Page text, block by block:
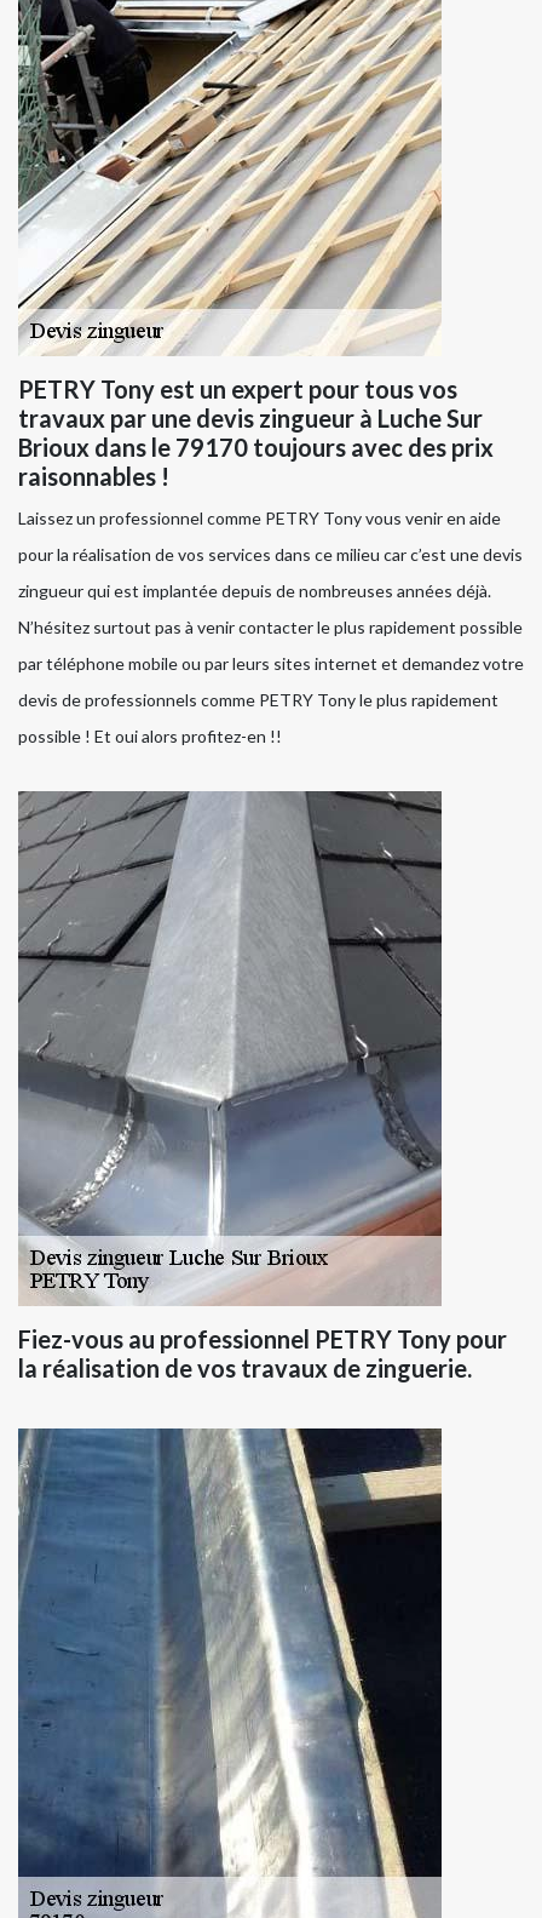
PETRY Tony est un expert pour tous vos
travaux par une devis zingueur à Luche Sur
Brioux dans le 79170 toujours avec des prix
raisonnables !
Laissez un professionnel comme PETRY Tony vous venir en aide
pour la réalisation de vos services dans ce milieu car c’est une devis
zingueur qui est implantée depuis de nombreuses années déjà.
N’hésitez surtout pas à venir contacter le plus rapidement possible
par téléphone mobile ou par leurs sites internet et demandez votre
devis de professionnels comme PETRY Tony le plus rapidement
possible ! Et oui alors profitez-en !!
Fiez-vous au professionnel PETRY Tony pour
la réalisation de vos travaux de zinguerie.